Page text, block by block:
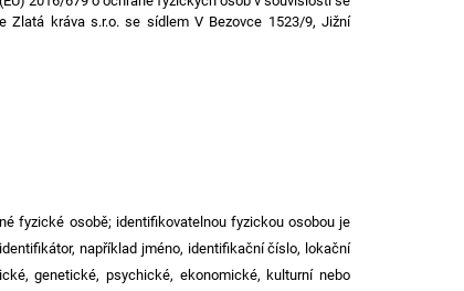
Zlatá kráva s.r.o. se sídlemV Bezovce 1523/9, Jižní
fyzické osobě; identifikovatelnou fyzickou osobou je
například jméno, identifikační číslo, lokační
genetické, psychické, ekonomické, kulturní nebo